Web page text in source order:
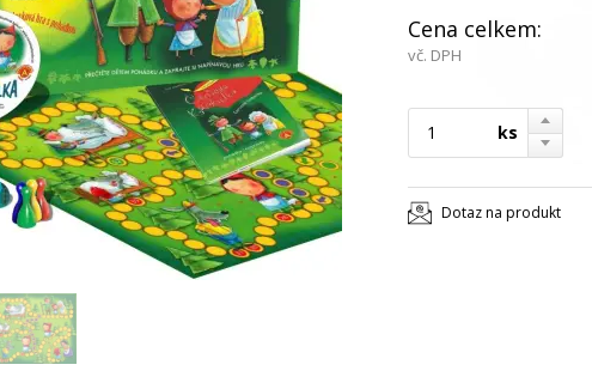
Cena celkem:
vč. DPH
ks
Dotaz na produkt